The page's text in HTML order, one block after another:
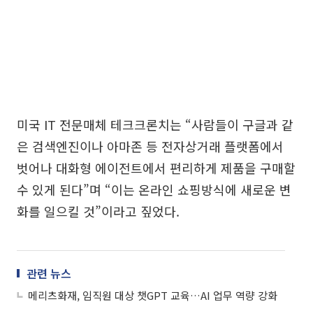
미국 IT 전문매체 테크크론치는 “사람들이 구글과 같
은 검색엔진이나 아마존 등 전자상거래 플랫폼에서
벗어나 대화형 에이전트에서 편리하게 제품을 구매할
수 있게 된다”며 “이는 온라인 쇼핑방식에 새로운 변
화를 일으킬 것”이라고 짚었다.
관련 뉴스
메리츠화재, 임직원 대상 챗GPT 교육…AI 업무 역량 강화